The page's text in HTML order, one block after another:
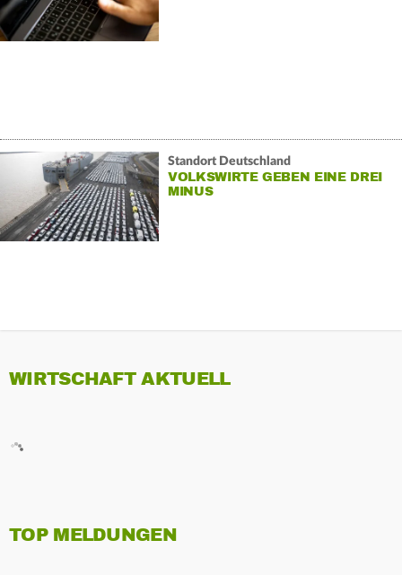
Standort Deutschland
VOLKSWIRTE GEBEN EINE DREI
MINUS
WIRTSCHAFT AKTUELL
TOP MELDUNGEN